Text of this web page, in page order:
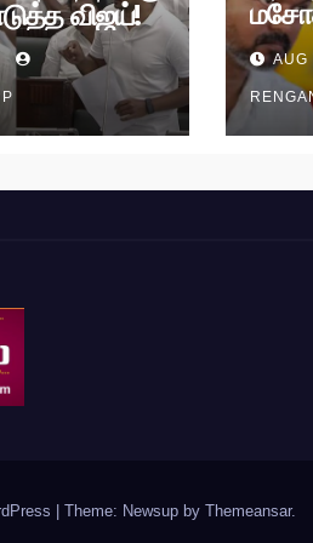
விஜய்!
AUG
Theme: Newsup by Themeansar.